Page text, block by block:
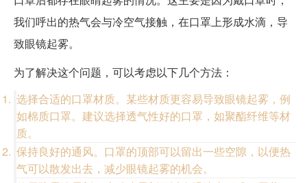
我们呼出的热气会与冷空气接触，在口罩上形成水滴，导
致眼镜起雾。
为了解决这个问题，可以考虑以下几个方法：
选择合适的口罩材质。某些材质更容易导致眼镜起雾，例
如棉质口罩。建议选择透气性好的口罩，如聚酯纤维等材
质。
保持良好的通风。口罩的顶部可以留出一些空隙，以便热
气可以散发出去，减少眼镜起雾的机会。